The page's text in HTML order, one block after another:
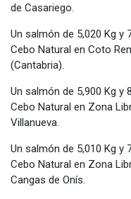
de Casariego.
Un salmón de 5,020 Kg y
Cebo Natural en Coto
(Cantabria).
Un salmón de 5,900 Kg y
Cebo Natural en Zona
Villanueva.
Un salmón de 5,010 Kg y
Cebo Natural en Zona
Cangas de Onís.